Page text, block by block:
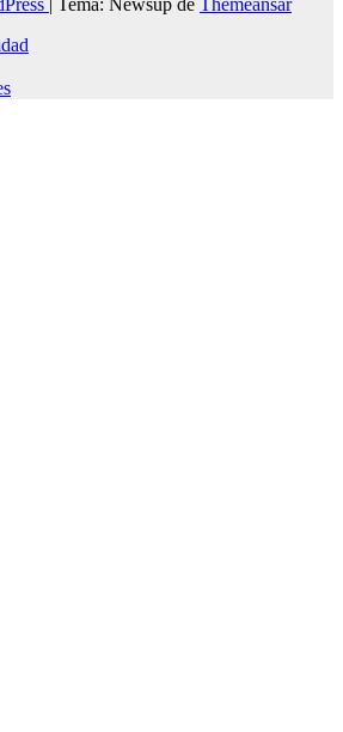
Tema: Newsup de
Themeansar